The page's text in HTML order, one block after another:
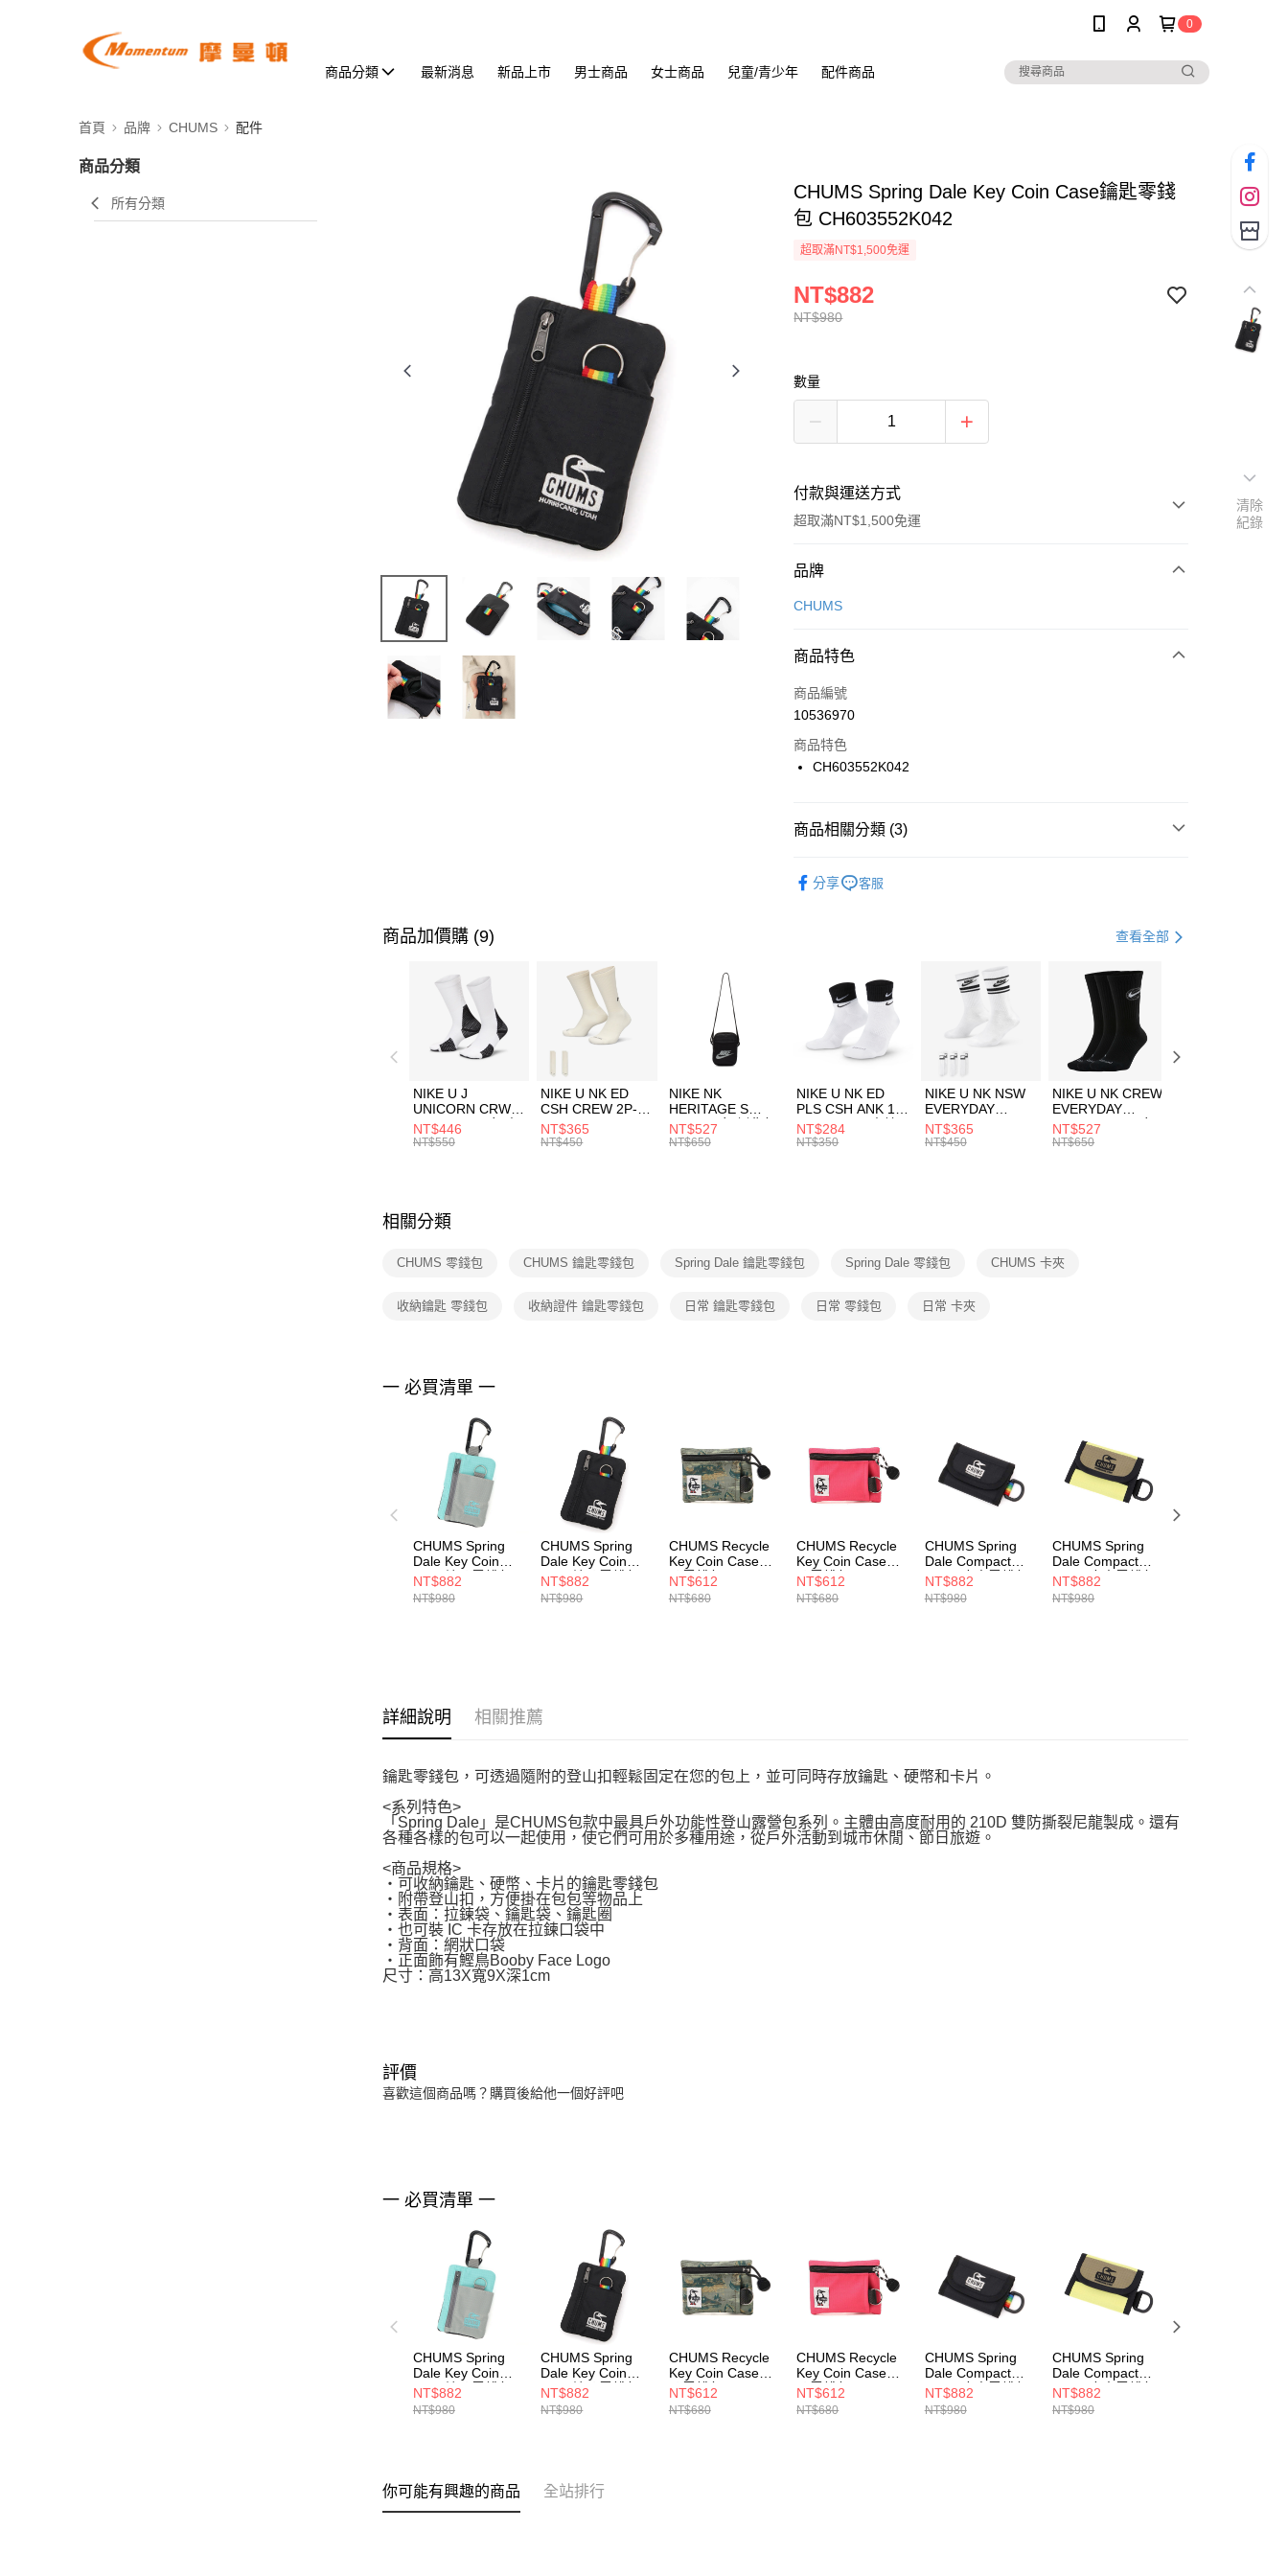
0
商品分類 最新消息 新品上市 男士商品 女士商品 兒童/青少年 配件商品
首頁 品牌 CHUMS 配件
商品分類
所有分類
CHUMS Spring Dale Key Coin Case鑰匙零錢
包 CH603552K042
超取滿NT$1,500免運
NT$980
NT$882
數量
付款與運送方式
超取滿NT$1,500免運
付款方式
信用卡一次付款
合作金庫商業銀行
華南商業銀行
上海商業儲蓄銀行
國泰世華商業銀行
聯邦商業銀行
台新國際商業銀行
LINE Pay
Apple Pay
【關於「AFTEE先享後付」】
３．安心：先確認商品／服務後，再付款。
【「AFTEE先享後付」結帳流程】
１．於結帳方式選擇「AFTEE先享後付」後，將跳轉至「AFTEE先享後
付」結帳頁面，進行簡訊認證並確認金額後，即可完成結帳。
２．訂單成立數日內，您將收到繳費通知簡訊。
３．收到繳費通知簡訊後14天內，點擊此簡訊中的連結，可透過四大超商
／ATM／網路銀行／等多元方式進行付款，方視為交易完成。
※ 請注意：結帳手續完成當下不需立刻繳費，但若您需要取消訂單，請聯
絡購買商品的店家。未經商家同意取消之訂單仍視為有效，需透過AFTEE
先享後付繳納相關費用。
交易，需依本服務之必要範圍內提供個人資料，並將交易相關給付款項請
２．關於個人資料處理事宜，請瀏覽以下網址：
５．嚴禁一人註冊多個帳號或使用他人資訊註冊。若發現惡意使用之情
形，恩沛科技股份有限公司將有權停止該用戶之使用額度並採取法律行
動。
每筆NT$100，滿NT$1,500(含以上)免運費
每筆NT$100，滿NT$1,500(含以上)免運費
付款後門市自取
每筆NT$100，滿NT$1,500(含以上)免運費
品牌
CHUMS
商品特色
商品編號
10536970
商品特色
CH603552K042
商品相關分類 (3)
分享 客服
商品加價購 (9) 查看全部
NIKE U J
UNICORN CRW
1PR -160 男女 中
統襪 FZ3393100
NT$446
NT$550
NIKE U NK ED
CSH CREW 2P-
144 EMBRDY 男
女 短統襪
NT$365
NT$450
NIKE NK
HERITAGE S
SMIT 男女 側背包
BA5871010
NT$527
NT$650
NIKE U NK ED
PLS CSH ANK 1P
144 DBL 男 中統
襪 DH4058104
NT$284
NT$350
NIKE U NK NSW
EVERYDAY
ESSENTIAL CR
男女 短統襪
NT$365
NT$450
NIKE U NK CREW
EVERYDAY
BBALL 3PR 男女
長統襪
NT$527
NT$650
相關分類
CHUMS 零錢包 CHUMS 鑰匙零錢包 Spring Dale 鑰匙零錢包 Spring Dale 零錢包 CHUMS 卡夾
收納鑰匙 零錢包 收納證件 鑰匙零錢包 日常 鑰匙零錢包 日常 零錢包 日常 卡夾
一 必買清單 一
CHUMS Spring
Dale Key Coin
Case鑰匙零錢包
灰/青綠
CH603999G089
NT$882
NT$980
CHUMS Spring
Dale Key Coin
Case鑰匙零錢包
黑/彩虹
CH603999K042
NT$882
NT$980
CHUMS Recycle
Key Coin Case鑰
匙零錢包
CH603574Z352
NT$612
NT$680
CHUMS Recycle
Key Coin Case鑰
匙零錢包
CH603574R018
NT$612
NT$680
CHUMS Spring
Dale Compact
Wallet皮夾零錢包
CH603475K042
NT$882
NT$980
CHUMS Spring
Dale Compact
Wallet皮夾零錢包
CH603475M108
NT$882
NT$980
詳細說明 相關推薦
鑰匙零錢包，可透過隨附的登山扣輕鬆固定在您的包上，並可同時存放鑰匙、硬幣和卡片。
<系列特色>
「Spring Dale」是CHUMS包款中最具戶外功能性登山露營包系列。主體由高度耐用的 210D 雙防撕裂尼龍製成。還有
各種各樣的包可以一起使用，使它們可用於多種用途，從戶外活動到城市休閒、節日旅遊。
<商品規格>
・可收納鑰匙、硬幣、卡片的鑰匙零錢包
・附帶登山扣，方便掛在包包等物品上
・表面：拉鍊袋、鑰匙袋、鑰匙圈
・也可裝 IC 卡存放在拉鍊口袋中
・背面：網狀口袋
・正面飾有鰹鳥Booby Face Logo
尺寸：高13X寬9X深1cm
評價
喜歡這個商品嗎？購買後給他一個好評吧
一 必買清單 一
CHUMS Spring
Dale Key Coin
Case鑰匙零錢包
灰/青綠
CH603999G089
NT$882
NT$980
CHUMS Spring
Dale Key Coin
Case鑰匙零錢包
黑/彩虹
CH603999K042
NT$882
NT$980
CHUMS Recycle
Key Coin Case鑰
匙零錢包
CH603574Z352
NT$612
NT$680
CHUMS Recycle
Key Coin Case鑰
匙零錢包
CH603574R018
NT$612
NT$680
CHUMS Spring
Dale Compact
Wallet皮夾零錢包
CH603475K042
NT$882
NT$980
CHUMS Spring
Dale Compact
Wallet皮夾零錢包
CH603475M108
NT$882
NT$980
你可能有興趣的商品 全站排行
清除
紀錄